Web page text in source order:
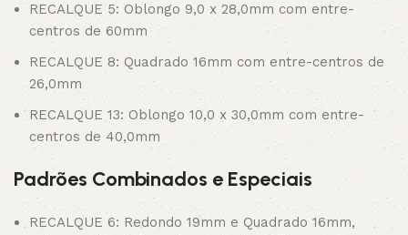
RECALQUE 5: Oblongo 9,0 x 28,0mm com entre-
centros de 60mm
RECALQUE 8: Quadrado 16mm com entre-centros de
26,0mm
RECALQUE 13: Oblongo 10,0 x 30,0mm com entre-
centros de 40,0mm
Padrões Combinados e Especiais
RECALQUE 6: Redondo 19mm e Quadrado 16mm,